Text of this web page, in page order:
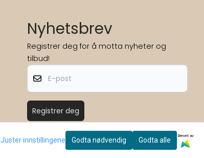
Nyhetsbrev
Registrer deg for å motta nyheter og
tilbud!
E-post
Registrer deg
Juster innstillingene Godta nødvendig Godta alle
Drevet av